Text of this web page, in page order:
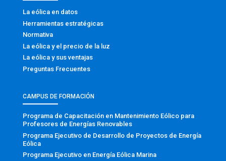
La eólica en datos
Herramientas estratégicas
Normativa
La eólica y el precio de la luz
La eólica y sus ventajas
Preguntas Frecuentes
CAMPUS DE FORMACIÓN
Programa de Capacitación en Mantenimiento Eólico para
Profesores de Energías Renovables
Programa Ejecutivo de Desarrollo de Proyectos de Energía
Eólica
Programa Ejecutivo en Energía Eólica Marina